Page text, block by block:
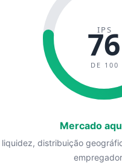
IPS
76
DE 100
Mercado
liquidez, distribuição